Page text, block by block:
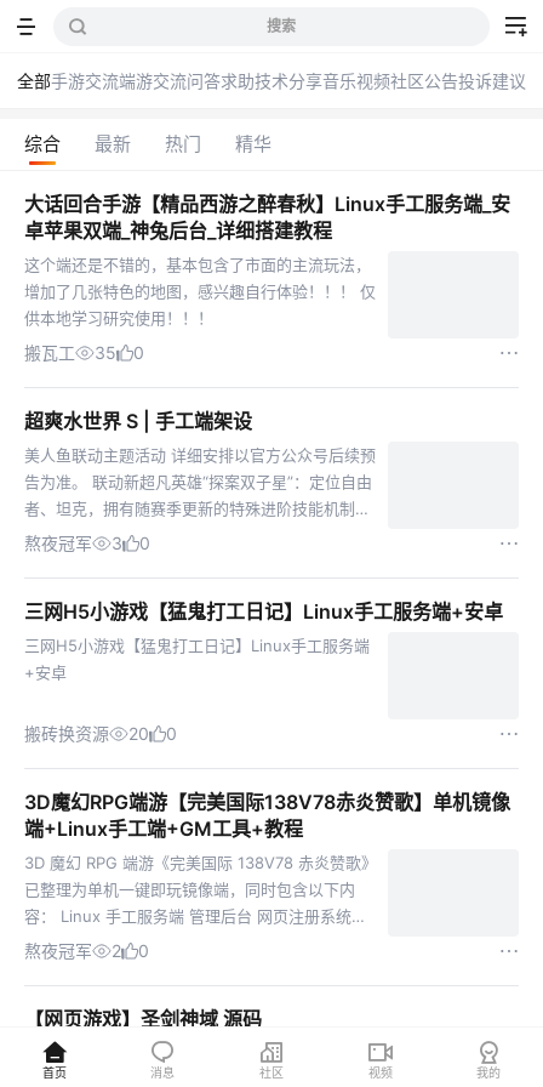
全部手游交流端游交流问答求助技术分享音乐视频社区公告投诉建议
综合 最新 热门 精华
大话回合手游【精品西游之醉春秋】Linux手工服务端_安
卓苹果双端_神兔后台_详细搭建教程
这个端还是不错的，基本包含了市面的主流玩法，
增加了几张特色的地图，感兴趣自行体验！！！ 仅
供本地学习研究使用！！！
搬瓦工 35 0
超爽水世界 S | 手工端架设
美人鱼联动主题活动 详细安排以官方公众号后续预
告为准。 联动新超凡英雄“探案双子星”：定位自由
者、坦克，拥有随赛季更新的特殊进阶技能机制。
联动橙色藏品及套装“奇珍异兽”：可通过美人鱼联
熬夜冠军 3 0
三网H5小游戏【猛鬼打工日记】Linux手工服务端+安卓
三网H5小游戏【猛鬼打工日记】Linux手工服务端
+安卓
搬砖换资源 20 0
3D魔幻RPG端游【完美国际138V78赤炎赞歌】单机镜像
端+Linux手工端+GM工具+教程
3D 魔幻 RPG 端游《完美国际 138V78 赤炎赞歌》
已整理为单机一键即玩镜像端，同时包含以下内
容： Linux 手工服务端 管理后台 网页注册系统
GM 工具 PC 客户端 详细搭建教程
熬夜冠军 2 0
【网页游戏】圣剑神域 源码
今天有点时间整理游戏的时候发现的 自己研究
搜索
首页 消息 社区 视频 我的